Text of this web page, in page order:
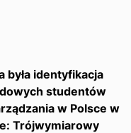
była identyfikacja
studentów
w Polsce w
Trójwymiarowy